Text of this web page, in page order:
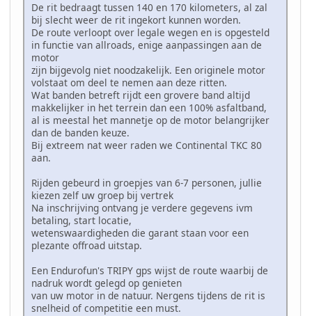
De rit bedraagt tussen 140 en 170 kilometers, al zal
bij slecht weer de rit ingekort kunnen worden.
De route verloopt over legale wegen en is opgesteld
in functie van allroads, enige aanpassingen aan de
motor
zijn bijgevolg niet noodzakelijk. Een originele motor
volstaat om deel te nemen aan deze ritten.
Wat banden betreft rijdt een grovere band altijd
makkelijker in het terrein dan een 100% asfaltband,
al is meestal het mannetje op de motor belangrijker
dan de banden keuze.
Bij extreem nat weer raden we Continental TKC 80
aan.
Rijden gebeurd in groepjes van 6-7 personen, jullie
kiezen zelf uw groep bij vertrek
Na inschrijving ontvang je verdere gegevens ivm
betaling, start locatie,
wetenswaardigheden die garant staan voor een
plezante offroad uitstap.
Een Endurofun's TRIPY gps wijst de route waarbij de
nadruk wordt gelegd op genieten
van uw motor in de natuur. Nergens tijdens de rit is
snelheid of competitie een must.